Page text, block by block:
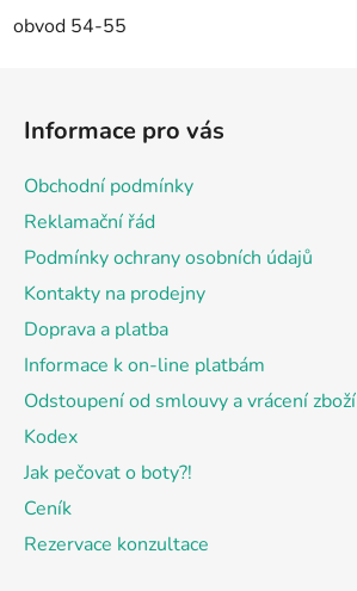
obvod 54-55
Informace pro vás
Obchodní podmínky
Reklamační řád
Podmínky ochrany osobních údajů
Kontakty na prodejny
Doprava a platba
Informace k on-line platbám
Odstoupení od smlouvy a vrácení zboží
Kodex
Jak pečovat o boty?!
Ceník
Rezervace konzultace